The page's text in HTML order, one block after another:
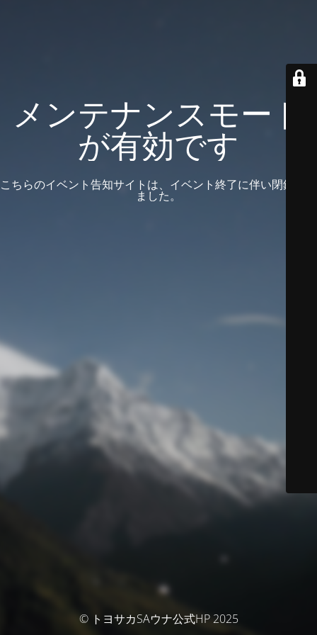
メンテナンスモード
が有効です
こちらのイベント告知サイトは、イベント終了に伴い閉鎖され
ました。
© トヨサカSAウナ公式HP 2025